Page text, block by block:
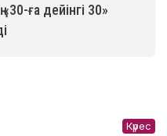
ға дейінгі 30»
Күрес